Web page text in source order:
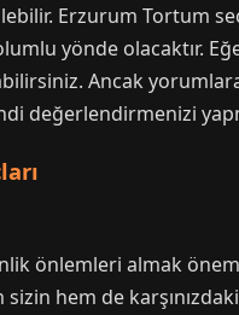
Erzurum Tortum
yönde olacaktır.
Ancak
değerlendirmenizi
önlemleri almak
hem de